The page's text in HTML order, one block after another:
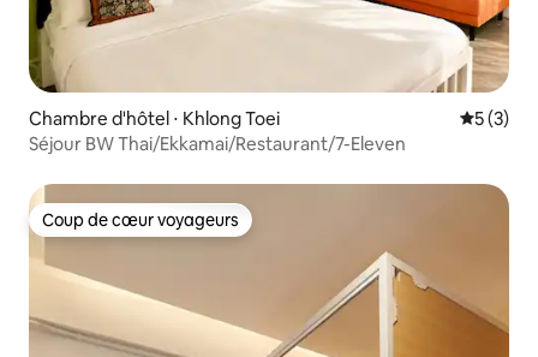
Chambre d'hôtel ⋅ Khlong Toei
5 (3)
Séjour BW Thai/Ekkamai/Restaurant/7-Eleven
Coup de cœur voyageurs
Coup de cœur voyageurs